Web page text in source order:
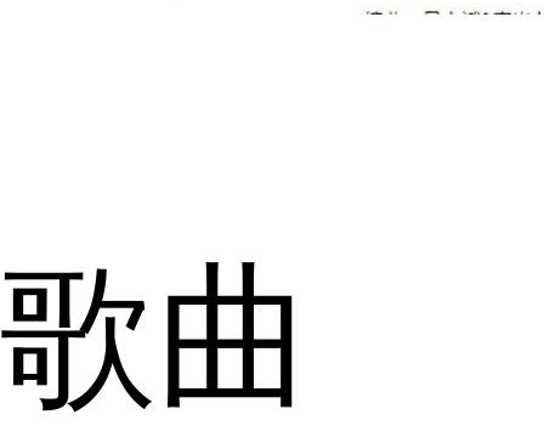
歌曲